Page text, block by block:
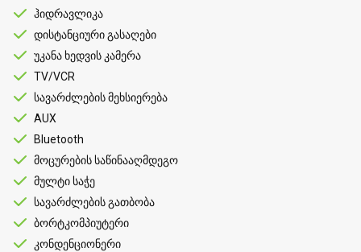
ჰიდრავლიკა
დისტანციური გასაღები
უკანა ხედვის კამერა
TV/VCR
სავარძლების მეხსიერება
AUX
Bluetooth
მოცურების საწინააღმდეგო
მულტი საჭე
სავარძლების გათბობა
ბორტკომპიუტერი
კონდენციონერი